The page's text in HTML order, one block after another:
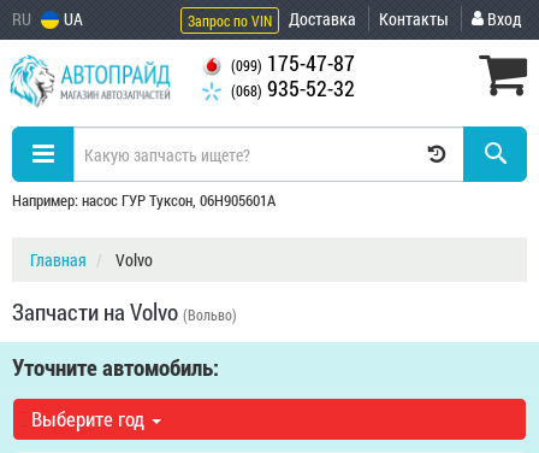
RU UA Запрос по VIN Доставка Контакты Вход
(099) 175-47-87
(068) 935-52-32
Например: насос ГУР Туксон, 06H905601A
Главная Volvo
Запчасти на Volvo (Вольво)
Уточните автомобиль:
Выберите год